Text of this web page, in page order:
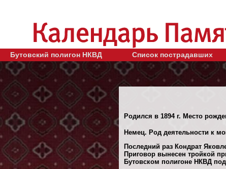
Бутовский полигон НКВД Список пострадавших
Родился в 1894 г. Место
Немец. Род деятельности к
Последний раз Кондрат
Приговор вынесен тройкой
Бутовском полигоне НКВД